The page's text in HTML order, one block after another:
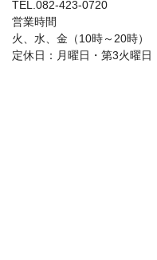
TEL.082-423-0720
営業時間
火、水、金（10時～20時）
定休日：月曜日・第3火曜日